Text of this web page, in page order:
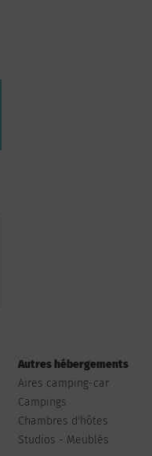
Autres hébergements
Aires camping-car
Campings
Chambres d'hôtes
Studios - Meublés